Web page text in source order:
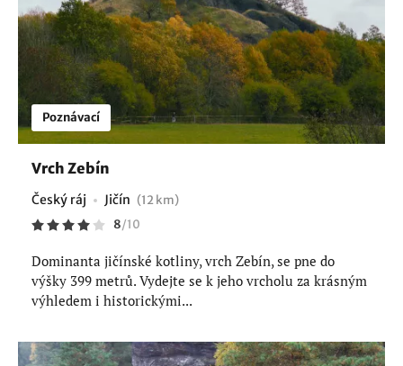
Poznávací
Vrch Zebín
Český ráj Jičín (12 km)
8/10
Dominanta jičínské kotliny, vrch Zebín, se pne do
výšky 399 metrů. Vydejte se k jeho vrcholu za krásným
výhledem i historickými...